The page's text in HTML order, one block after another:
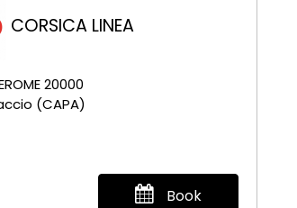
CORSICA LINEA
20000
(CAPA)
Book